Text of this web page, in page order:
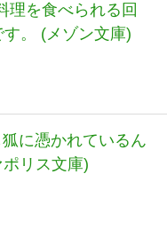
理を食べられる回
。 (メゾン文庫)
に憑かれているん
リス文庫)